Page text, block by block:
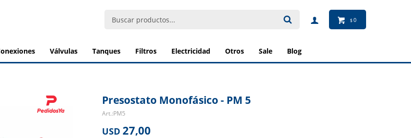
conexiones válvulas tanques filtros electricidad otros sale blog
$0
Presostato Monofásico - PM 5
PM5
USD 27,00